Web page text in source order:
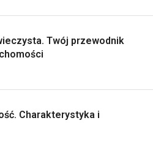
Twój przewodnik
Charakterystyka i